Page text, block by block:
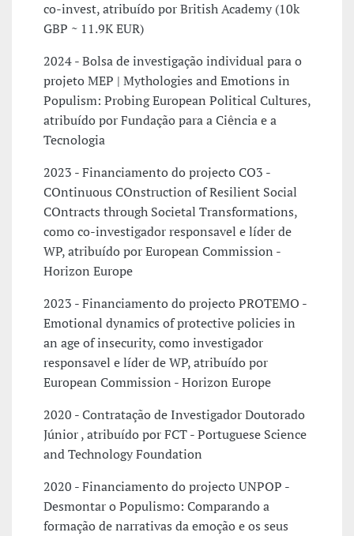
co-invest, atribuído por British Academy (10k
GBP ~ 11.9K EUR)
2024 - Bolsa de investigação individual para o
projeto MEP | Mythologies and Emotions in
Populism: Probing European Political Cultures,
atribuído por Fundação para a Ciência e a
Tecnologia
2023 - Financiamento do projecto CO3 -
COntinuous COnstruction of Resilient Social
COntracts through Societal Transformations,
como co-investigador responsavel e líder de
WP, atribuído por European Commission -
Horizon Europe
2023 - Financiamento do projecto PROTEMO -
Emotional dynamics of protective policies in
an age of insecurity, como investigador
responsavel e líder de WP, atribuído por
European Commission - Horizon Europe
2020 - Contratação de Investigador Doutorado
Júnior , atribuído por FCT - Portuguese Science
and Technology Foundation
2020 - Financiamento do projecto UNPOP -
Desmontar o Populismo: Comparando a
formação de narrativas da emoção e os seus